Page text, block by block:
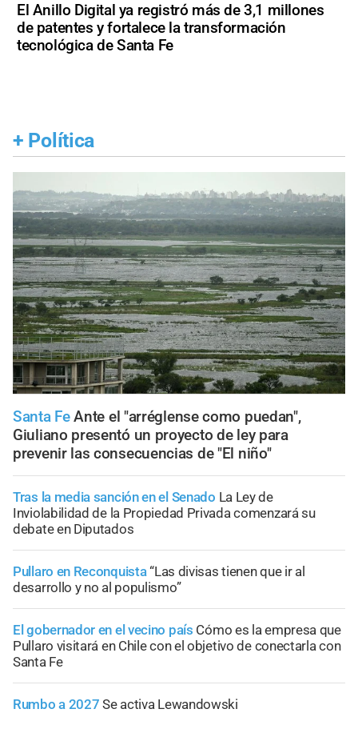
El Anillo Digital ya registró más de 3,1 millones
de patentes y fortalece la transformación
tecnológica de Santa Fe
+ Política
Santa Fe Ante el "arréglense como puedan",
Giuliano presentó un proyecto de ley para
prevenir las consecuencias de "El niño"
Tras la media sanción en el Senado La Ley de
Inviolabilidad de la Propiedad Privada comenzará su
debate en Diputados
Pullaro en Reconquista“Las divisas tienen que ir al
desarrollo y no al populismo”
El gobernador en el vecino país Cómo es la empresa que
Pullaro visitará en Chile con el objetivo de conectarla con
Santa Fe
Rumbo a 2027 Se activa Lewandowski